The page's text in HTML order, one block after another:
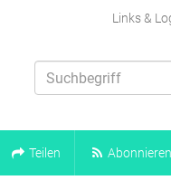
Links &
Teilen Abonnieren